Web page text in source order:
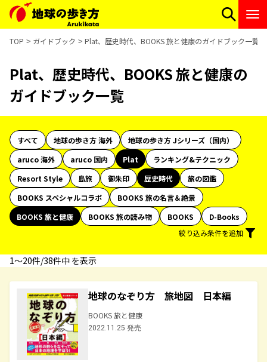
TOP ガイドブック Plat、歴史時代、BOOKS 旅と健康のガイドブック一覧
Plat、歴史時代、BOOKS 旅と健康の
ガイドブック一覧
すべて 地球の歩き方 海外
地球の歩き方 Jシリーズ（国内）
aruco 海外
aruco 国内 Plat
ランキング&テクニック
Resort Style
島旅 御朱印 歴史時代
旅の図鑑
BOOKS スペシャルコラボ
BOOKS 旅の名言＆絶景
BOOKS 旅と健康
BOOKS 旅の読み物 BOOKS
D-Books
絞り込み条件を追加
1〜20件/38件中 を表示
地球のなぞり方 旅地図 日本編
BOOKS 旅と健康
2022.11.25 発売